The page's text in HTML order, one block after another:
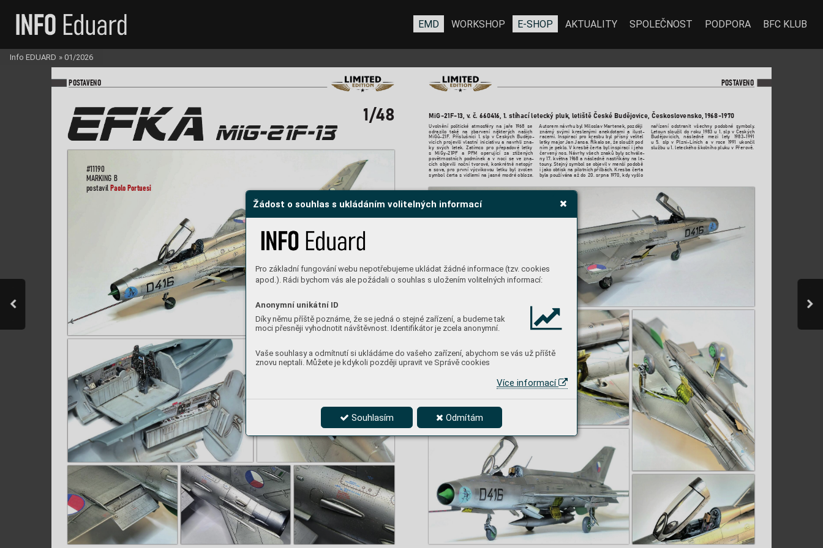
Žádost o souhlas s ukládáním volitelných informací
Pro základní fungování webu nepotřebujeme ukládat žádné informace (tzv. cookies
apod.). Rádi bychom vás ale požádali o souhlas s uložením volitelných informací:
Anonymní unikátní ID
Díky němu příště poznáme, že se jedná o stejné zařízení, a budeme tak
moci přesněji vyhodnotit návštěvnost. Identifikátor je zcela anonymní.
Vaše souhlasy a odmítnutí si ukládáme do vašeho zařízení, abychom se vás už příště
znovu neptali. Můžete je kdykoli později upravit ve Správě cookies
Více informací
Souhlasím Odmítám
POSTAVENO
1/48
postavil Paolo Portuesi
#11190
MARKING B
POSTAVENO
MiG-21F-13, v. č. 660416, 1. stíhací letecký pluk, letiště České Budějovice, Československo, 1968-1970
Uvolnění politické atmosféry na jaře 1968 se
odrazilo také na zbarvení některých
našich
MiGů-21F. Příslušníci 1. slp v Českých Budějo-
vicích projevili vlastní iniciativu a navrhli zna-
ky svých letek. Zatímco pro přepadové letky
s
MiGy-21PF a PFM operující za ztížených
povětrnostních podmínek a v noci se ve zna-
cích objevili noční tvorové, konkrétně netopýr
a sova, pro první výcvikovou letku byl zvolen
symbol čerta s vidlemi na jasné modré obloze.
Autorem návrhu byl Miloslav Martenek, později
známý svými kreslenými anekdotami a ilust-
racemi. Inspirací pro kresbu byl přísný velitel
letky major Jan Jansa. Říkalo se, že sloužit pod
ním je peklo. V kresbě čerta byl inspirací i jeho
červený nos. Návrhy všech znaků byly schvále
ny 17. května 1968 a následně nastříkány na le
touny. Stejný symbol se objevil v menší podobě
i jako obtisk na pilotních přilbách. Kresba čerta
byla používána až do 20. srpna 1970, kdy vyšlo
nařízení odstranit všechny podobné symboly.
Letoun sloužil do roku 1983 u 1. slp v Českých
Budějovicích,
následně mezi lety
1983-1991
u 5. slp v Plzni-Líních a v roce 1991
ukončil
službu u 1. leteckého školního pluku v Přerově.
EMD WORKSHOP E-SHOP AKTUALITY SPOLEČNOST PODPORA BFC KLUB
Info EDUARD » 01/2026